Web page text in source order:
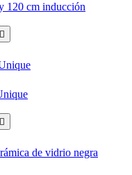
120 cm inducción

